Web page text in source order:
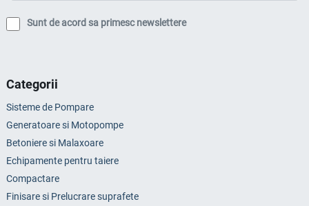
Sunt de acord sa primesc newslettere
Categorii
Sisteme de Pompare
Generatoare si Motopompe
Betoniere si Malaxoare
Echipamente pentru taiere
Compactare
Finisare si Prelucrare suprafete